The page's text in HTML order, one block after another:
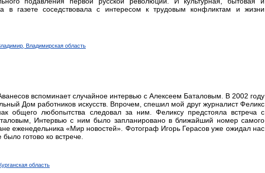
в газете соседствовала с интересом к трудовым конфликтам и жизни
Владимирская область
вспоминает случайное интервью с Алексеем Баталовым. В 2002 году
Дом работников искусств. Впрочем, спешил мой друг журналист Феликс
общего любопытства следовал за ним. Феликсу предстояла встреча с
Интервью с ним было запланировано в ближайший номер самого
еженедельника «Мир новостей». Фотограф Игорь Герасов уже ожидал нас
готово ко встрече.
область